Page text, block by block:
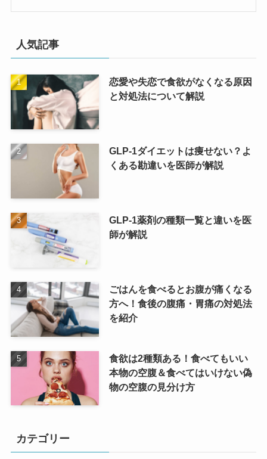
人気記事
恋愛や失恋で食欲がなくなる原因
と対処法について解説
GLP-1ダイエットは痩せない？よ
くある勘違いを医師が解説
GLP-1薬剤の種類一覧と違いを医
師が解説
ごはんを食べるとお腹が痛くなる
方へ！食後の腹痛・胃痛の対処法
を紹介
食欲は2種類ある！食べてもいい
本物の空腹＆食べてはいけない偽
物の空腹の見分け方
カテゴリー